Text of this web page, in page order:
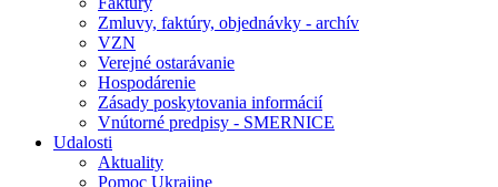
Zmluvy, faktúry, objednávky - archív
VZN
Verejné ostarávanie
Hospodárenie
Zásady poskytovania informácií
Vnútorné predpisy - SMERNICE
Udalosti
Aktuality
Pomoc Ukrajine